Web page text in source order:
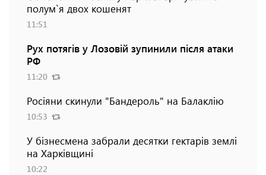
полум`я двох кошенят
11:51
Рух потягів у Лозовій зупинили після атаки
РФ
11:20
Росіяни скинули "Бандероль" на Балаклію
10:53
У бізнесмена забрали десятки гектарів землі
на Харківщині
10:22